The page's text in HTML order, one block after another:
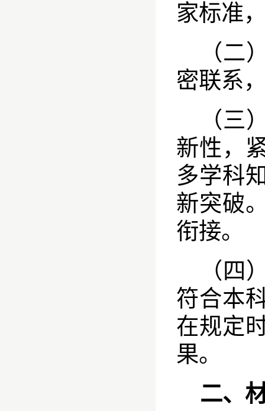
家标准
（二
密联系
（三
新性，
多学科
新突破
衔接。
（四
符合本
在规定
果。
二、